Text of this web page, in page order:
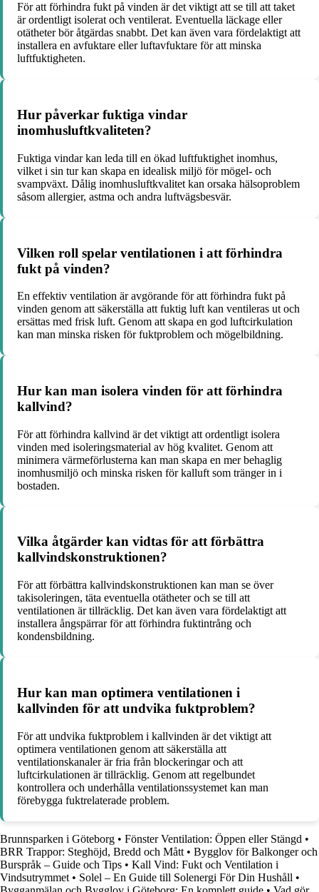
För att förhindra fukt på vinden är det viktigt att se till att taket
är ordentligt isolerat och ventilerat. Eventuella läckage eller
otätheter bör åtgärdas snabbt. Det kan även vara fördelaktigt att
installera en avfuktare eller luftavfuktare för att minska
luftfuktigheten.
Hur påverkar fuktiga vindar
inomhusluftkvaliteten?
Fuktiga vindar kan leda till en ökad luftfuktighet inomhus,
vilket i sin tur kan skapa en idealisk miljö för mögel- och
svampväxt. Dålig inomhusluftkvalitet kan orsaka hälsoproblem
såsom allergier, astma och andra luftvägsbesvär.
Vilken roll spelar ventilationen i att förhindra
fukt på vinden?
En effektiv ventilation är avgörande för att förhindra fukt på
vinden genom att säkerställa att fuktig luft kan ventileras ut och
ersättas med frisk luft. Genom att skapa en god luftcirkulation
kan man minska risken för fuktproblem och mögelbildning.
Hur kan man isolera vinden för att förhindra
kallvind?
För att förhindra kallvind är det viktigt att ordentligt isolera
vinden med isoleringsmaterial av hög kvalitet. Genom att
minimera värmeförlusterna kan man skapa en mer behaglig
inomhusmiljö och minska risken för kalluft som tränger in i
bostaden.
Vilka åtgärder kan vidtas för att förbättra
kallvindskonstruktionen?
För att förbättra kallvindskonstruktionen kan man se över
takisoleringen, täta eventuella otätheter och se till att
ventilationen är tillräcklig. Det kan även vara fördelaktigt att
installera ångspärrar för att förhindra fuktintrång och
kondensbildning.
Hur kan man optimera ventilationen i
kallvinden för att undvika fuktproblem?
För att undvika fuktproblem i kallvinden är det viktigt att
optimera ventilationen genom att säkerställa att
ventilationskanaler är fria från blockeringar och att
luftcirkulationen är tillräcklig. Genom att regelbundet
kontrollera och underhålla ventilationssystemet kan man
förebygga fuktrelaterade problem.
Brunnsparken i Göteborg • Fönster Ventilation: Öppen eller Stängd •
BRR Trappor: Steghöjd, Bredd och Mått • Bygglov för Balkonger och
Burspråk – Guide och Tips • Kall Vind: Fukt och Ventilation i
Vindsutrymmet • Solel – En Guide till Solenergi För Din Hushåll •